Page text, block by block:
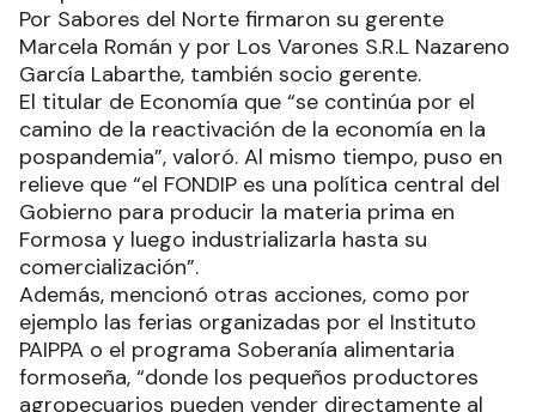
Por Sabores del Norte firmaron su gerente
Marcela Román y por Los Varones S.R.L Nazareno
García Labarthe, también socio gerente.
El titular de Economía que “se continúa por el
camino de la reactivación de la economía en la
pospandemia”, valoró. Al mismo tiempo, puso en
relieve que “el FONDIP es una política central del
Gobierno para producir la materia prima en
Formosa y luego industrializarla hasta su
comercialización”.
Además, mencionó otras acciones, como por
ejemplo las ferias organizadas por el Instituto
PAIPPA o el programa Soberanía alimentaria
formoseña, “donde los pequeños productores
agropecuarios pueden vender directamente al